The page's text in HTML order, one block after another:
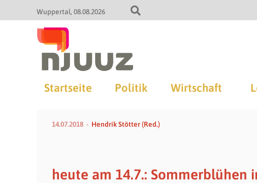
Wuppertal 08.08.2026
Startseite Politik Wirtschaft
14.07.2018 Hendrik Stötter (Red.)
heute am 14.7.: Sommerblühen